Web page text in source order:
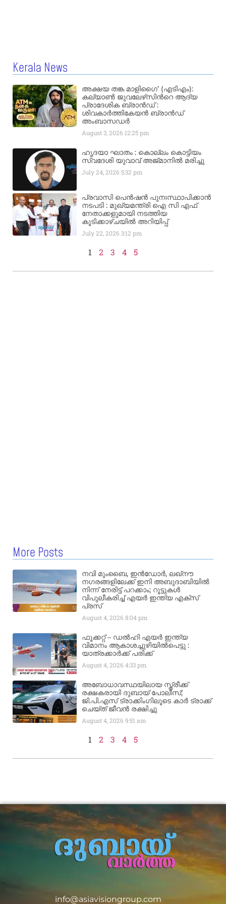
Kerala News
അക്ഷയ തങ്ക മാളിഗൈ’ (എടിഎം):
കല്യാണ്‍ ജുവലേഴ്‌സിന്‍റെ ആദ്യ
പ്രാദേശിക ബ്രാന്‍ഡ് :
ശിവകാര്‍ത്തികേയന്‍ ബ്രാന്‍ഡ്
അംബാസഡര്‍
August 3, 2026 12:25 pm
ഹൃദയാ ഘാതം : കൊല്ലം കൊട്ടിയം
സ്വദേശി യുവാവ് അജ്മാനിൽ മരിച്ചു
July 24, 20265:32 pm
പ്രവാസി പെൻഷൻ പുനഃസ്ഥാപിക്കാൻ
നടപടി : മുഖ്യമന്ത്രി ഐ സി എഫ്
നേതാക്കളുമായി നടത്തിയ
കൂടിക്കാഴ്ചയിൽ അറിയിപ്പ്
July 22, 20263:12 pm
1 2 3 4 5
More Posts
നവി മുംബൈ, ഇൻഡോർ, ലഖ്നൗ
നഗരങ്ങളിലേക്ക് ഇനി അബുദാബിയിൽ
നിന്ന് നേരിട്ട് പറക്കാം; റൂട്ടുകൾ
വിപുലീകരിച്ച് എയർ ഇന്ത്യ എക്സ്
പ്രസ്
August 4, 20268:04 pm
ഫൂക്കറ്റ് – ഡൽഹി എയര്‍ ഇന്ത്യ
വിമാനം ആകാശച്ചുഴിയില്‍പെട്ടു :
യാത്രക്കാര്‍ക്ക് പരിക്ക്
August 4, 20264:33 pm
അബോധാവസ്ഥയിലായ സ്ത്രീക്ക്
രക്ഷകരായി ദുബായ് പോലീസ്;
ജി.പി.എസ് ട്രാക്കിംഗിലൂടെ കാർ ട്രാക്ക്
ചെയ്ത് ജീവൻ രക്ഷിച്ചു
August 4, 20269:51 am
1 2 3 4 5
info@asiavisiongroup.com